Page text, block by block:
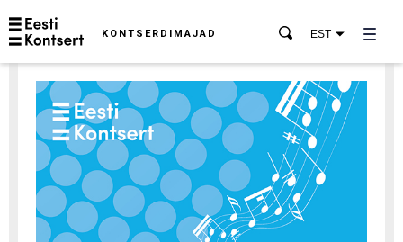
KONTSERDIMAJAD EST